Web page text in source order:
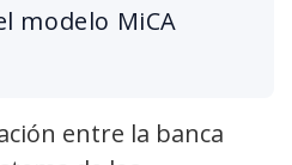
modelo MiCA
entre la banca